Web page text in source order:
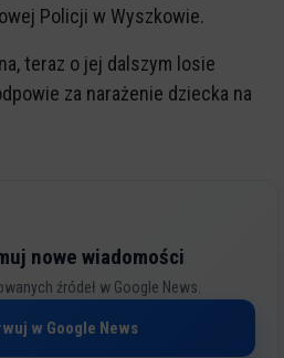
Policji w Wyszkowie.
teraz o jej dalszym losie
za narażenie dziecka na
nowe wiadomości
źródeł w Google News.
w Google News